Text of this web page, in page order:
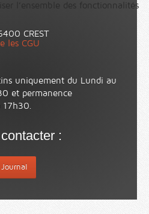
CREST
uniquement du Lundi au
et permanence
:
Journal
l’ensemble des fonctionnalités
les CGU